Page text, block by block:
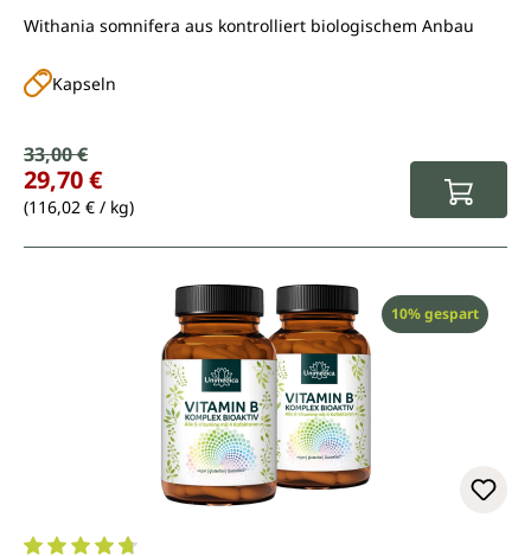
Withania somnifera aus kontrolliert biologischem Anbau
Kapseln
Verkaufspreis:
Regulärer Preis:
33,00 €
29,70 €
(116,02 € / kg)
Rabatt
10% gespart